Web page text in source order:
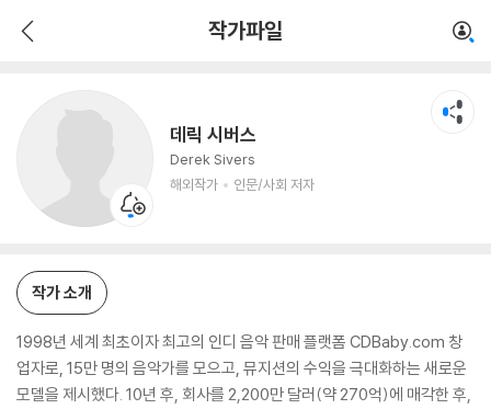
작가파일
데릭 시버스
Derek Sivers
해외작가
인문/사회 저자
인문/사회 저자
작가 소개
1998년 세계 최초이자 최고의 인디 음악 판매 플랫폼 CDBaby.com 창
업자로, 15만 명의 음악가를 모으고, 뮤지션의 수익을 극대화하는 새로운
모델을 제시했다. 10년 후, 회사를 2,200만 달러(약 270억)에 매각한 후,